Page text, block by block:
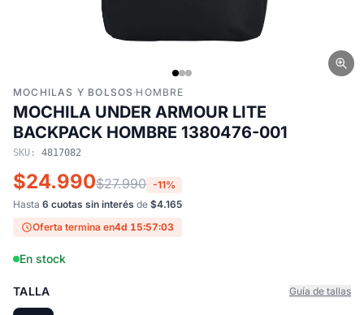
MOCHILAS Y BOLSOS ·HOMBRE
MOCHILA UNDER ARMOUR LITE
BACKPACK HOMBRE 1380476-001
SKU: 4817082
$24.990$27.990 -11%
Hasta 6 cuotas sin interés de $4.165
Oferta termina en4d 15:57:03
En stock
TALLA Guía de tallas